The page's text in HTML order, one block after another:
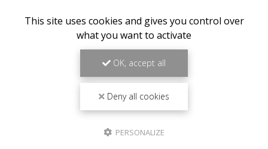
This site uses cookies and gives you control over
what you want to activate
OK, accept all
Deny all cookies
PERSONALIZE